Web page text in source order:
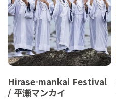
Hirase-mankai Festival
/ 平瀬マンカイ